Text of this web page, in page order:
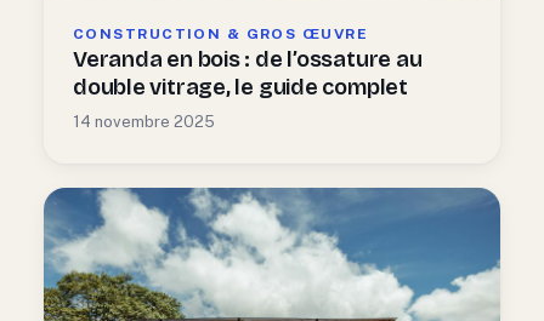
CONSTRUCTION & GROS ŒUVRE
Veranda en bois : de l’ossature au
double vitrage, le guide complet
14 novembre 2025